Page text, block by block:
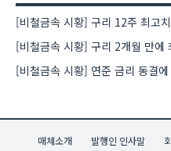
[비철금속 시황] 구리 12주 최고
매체소개 발행인 인사말